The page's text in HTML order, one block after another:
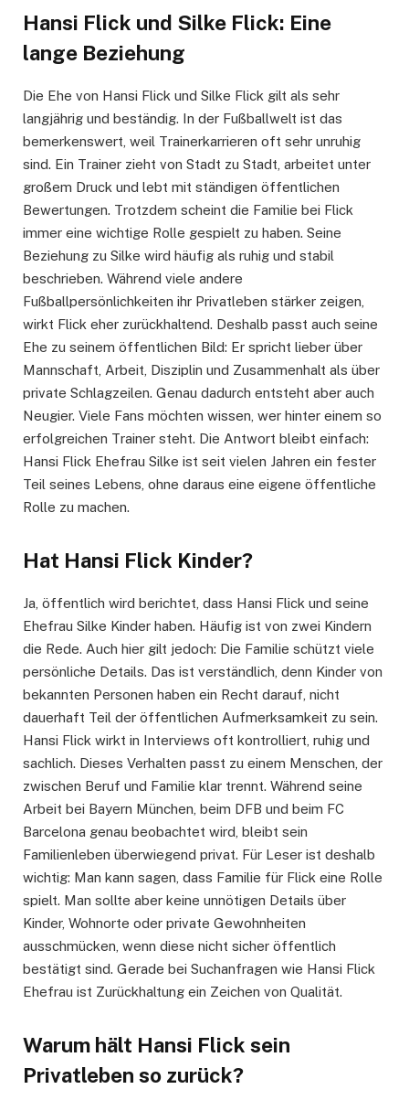
Hansi Flick und Silke Flick: Eine
lange Beziehung
Die Ehe von Hansi Flick und Silke Flick gilt als sehr
langjährig und beständig. In der Fußballwelt ist das
bemerkenswert, weil Trainerkarrieren oft sehr unruhig
sind. Ein Trainer zieht von Stadt zu Stadt, arbeitet unter
großem Druck und lebt mit ständigen öffentlichen
Bewertungen. Trotzdem scheint die Familie bei Flick
immer eine wichtige Rolle gespielt zu haben. Seine
Beziehung zu Silke wird häufig als ruhig und stabil
beschrieben. Während viele andere
Fußballpersönlichkeiten ihr Privatleben stärker zeigen,
wirkt Flick eher zurückhaltend. Deshalb passt auch seine
Ehe zu seinem öffentlichen Bild: Er spricht lieber über
Mannschaft, Arbeit, Disziplin und Zusammenhalt als über
private Schlagzeilen. Genau dadurch entsteht aber auch
Neugier. Viele Fans möchten wissen, wer hinter einem so
erfolgreichen Trainer steht. Die Antwort bleibt einfach:
Hansi Flick Ehefrau Silke ist seit vielen Jahren ein fester
Teil seines Lebens, ohne daraus eine eigene öffentliche
Rolle zu machen.
Hat Hansi Flick Kinder?
Ja, öffentlich wird berichtet, dass Hansi Flick und seine
Ehefrau Silke Kinder haben. Häufig ist von zwei Kindern
die Rede. Auch hier gilt jedoch: Die Familie schützt viele
persönliche Details. Das ist verständlich, denn Kinder von
bekannten Personen haben ein Recht darauf, nicht
dauerhaft Teil der öffentlichen Aufmerksamkeit zu sein.
Hansi Flick wirkt in Interviews oft kontrolliert, ruhig und
sachlich. Dieses Verhalten passt zu einem Menschen, der
zwischen Beruf und Familie klar trennt. Während seine
Arbeit bei Bayern München, beim DFB und beim FC
Barcelona genau beobachtet wird, bleibt sein
Familienleben überwiegend privat. Für Leser ist deshalb
wichtig: Man kann sagen, dass Familie für Flick eine Rolle
spielt. Man sollte aber keine unnötigen Details über
Kinder, Wohnorte oder private Gewohnheiten
ausschmücken, wenn diese nicht sicher öffentlich
bestätigt sind. Gerade bei Suchanfragen wie Hansi Flick
Ehefrau ist Zurückhaltung ein Zeichen von Qualität.
Warum hält Hansi Flick sein
Privatleben so zurück?